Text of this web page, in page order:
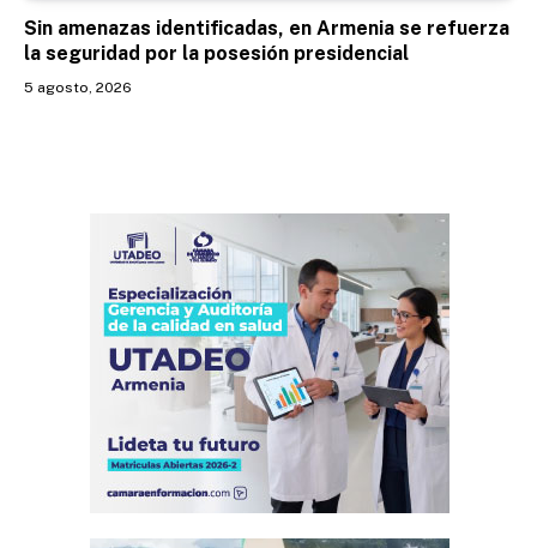
Sin amenazas identificadas, en Armenia se refuerza
la seguridad por la posesión presidencial
5 agosto, 2026